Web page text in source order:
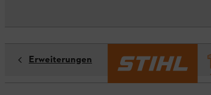
Erweiterungen